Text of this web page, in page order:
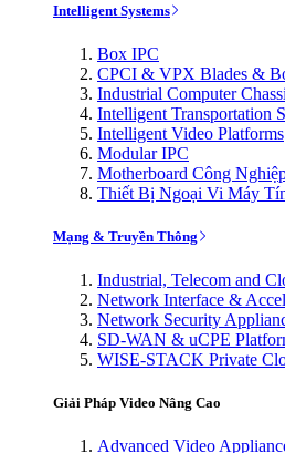
Intelligent Systems
Box IPC
CPCI & VPX Blades &
Industrial Computer
Intelligent Transportation
Intelligent Video Platforms
Modular IPC
Motherboard Công
Thiết Bị Ngoại Vi Máy
Mạng & Truyền Thông
Industrial, Telecom and
Network Interface &
Network Security
SD-WAN & uCPE
WISE-STACK Private
Giải Pháp Video Nâng Cao
Advanced Video